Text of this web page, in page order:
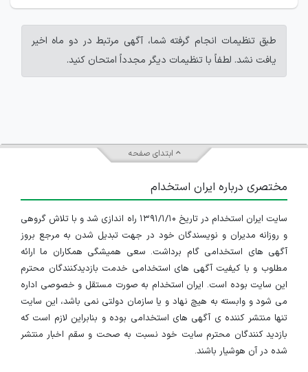
طبق تنظیمات انجام گرفته شما، آگهی مرتبط در دو ماه اخیر
یافت نشد. لطفاً با تنظیمات دیگر مجدداً امتحان کنید.
ابتدای صفحه
مختصری درباره ایران استخدام
سایت ایران استخدام در تاریخ ۱۳۹۱/۱/۱۰ راه اندازی شد و با تلاش گروهی
و روزانه مدیران و نویسندگان خود در جهت تبدیل شدن به مرجع بروز
آگهی های استخدامی گام برداشت. سعی همیشگی همکاران ما ارائه
مطلوب و با کیفیت آگهی های استخدامی خدمت بازدیدکنندگان محترم
این سایت بوده است. ایران استخدام به صورت مستقل و خصوصی اداره
می شود و وابسته به هیچ نهاد و یا سازمان دولتی نمی باشد، این سایت
تنها منتشر کننده ی آگهی های استخدامی بوده و بنابراین لازم است که
بازدید کنندگان محترم سایت خود نسبت به صحت و سقم اخبار منتشر
شده در آن هوشیار باشند.